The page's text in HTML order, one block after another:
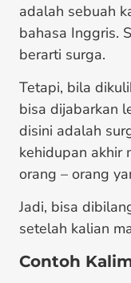
adalah sebuah
bahasa Inggris.
berarti surga.
Tetapi, bila
bisa dijabarkan
disini adalah
kehidupan akhir
orang – orang
Jadi, bisa
setelah kalian
Contoh